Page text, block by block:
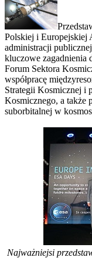
Polskiej i Europejskiej
administracji
kluczowe zagadnienia
Forum Sektora
współpracę
Strategii Kosmicznej i
Kosmicznego, a także
suborbitalnej w
Najważniejsi